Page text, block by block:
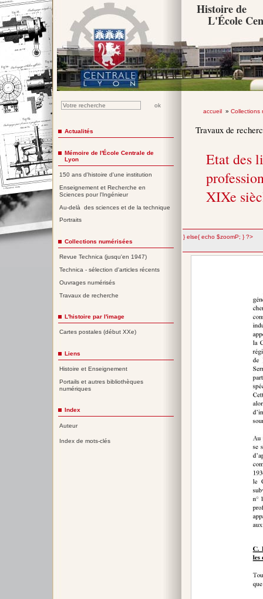
Histoire de
L'École
accueil» Collections
Travaux de
Etat des
XIXe
";} else{ echo $zoomP; } ?>
Actualités
Mémoire de l'École Centrale de
Lyon
150 ans d'histoire d'une institution
Enseignement et Recherche en
Sciences pour l'Ingénieur
Au-delà des sciences et de la technique
Portraits
Collections numérisées
Revue Technica (jusqu'en 1947)
Technica - sélection d'articles récents
Ouvrages numérisés
Travaux de recherche
L'histoire par l'image
Cartes postales (début XXe)
Liens
Histoire et Enseignement
Portails et autres bibliothèques
numériques
Index
Auteur
Index de mots-clés